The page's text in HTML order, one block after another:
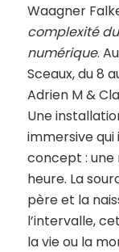
Waagner
complexité
numérique.
Sceaux, du 8
Adrien M &
Une
immersive qui
concept : une
heure. La
père et la
l’intervalle,
la vie ou la